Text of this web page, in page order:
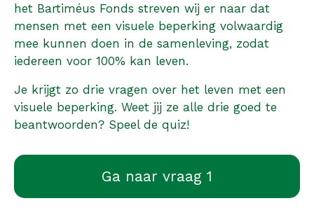
het Bartiméus Fonds streven wij er naar dat
mensen met een visuele beperking volwaardig
mee kunnen doen in de samenleving, zodat
iedereen voor 100% kan leven.
Je krijgt zo drie vragen over het leven met een
visuele beperking. Weet jij ze alle drie goed te
beantwoorden? Speel de quiz!